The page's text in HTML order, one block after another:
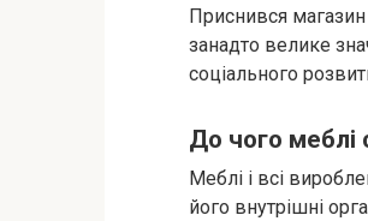
Приснився
занадто велике
соціального
До чого меблі
Меблі і всі
його внутрішні